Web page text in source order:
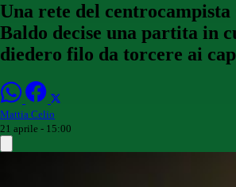
Una rete del centrocampista
Baldo decise una partita in
diedero filo da torcere ai
Mattia Celio
21 aprile - 15:00